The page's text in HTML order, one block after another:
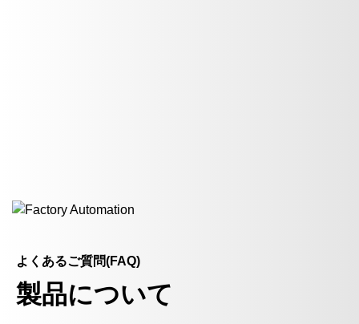
よくあるご質問(FAQ)
製品について